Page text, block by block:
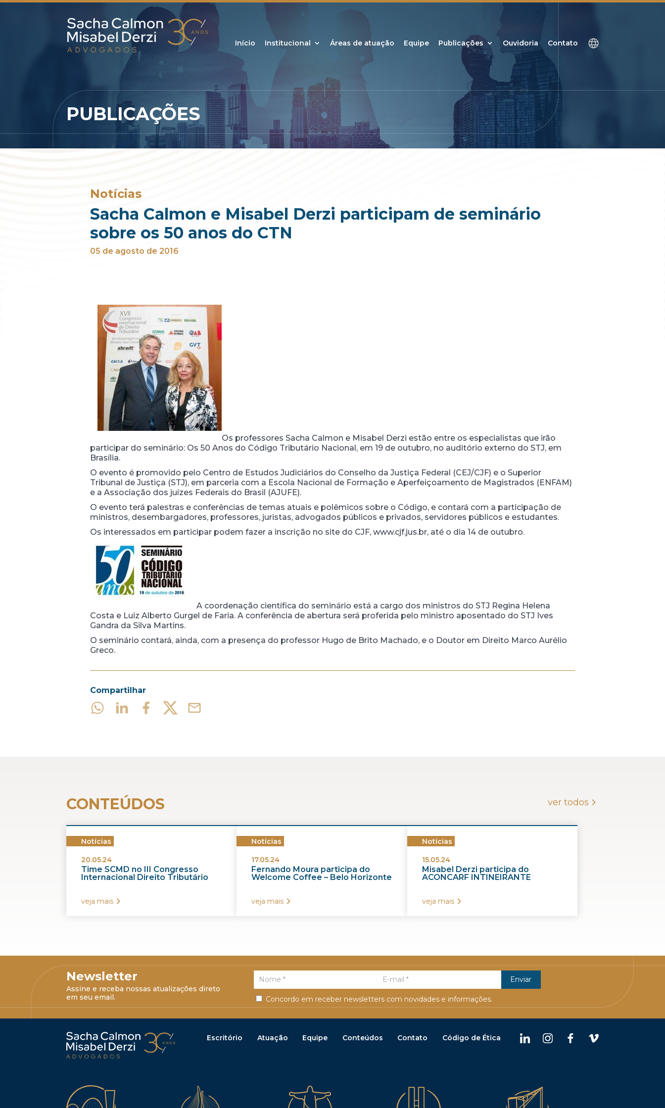
Início Institucional Áreas de atuação Equipe Publicações Ouvidoria Contato
PUBLICAÇÕES
Notícias
Sacha Calmon e Misabel Derzi participam de seminário
sobre os 50 anos do CTN
05 de agosto de 2016
Os professores Sacha Calmon e Misabel Derzi estão entre os especialistas que irão
participar do seminário: Os 50 Anos do Código Tributário Nacional, em 19 de outubro, no auditório externo do STJ, em
Brasília.
O evento é promovido pelo Centro de Estudos Judiciários do Conselho da Justiça Federal (CEJ/CJF) e o Superior
Tribunal de Justiça (STJ), em parceria com a Escola Nacional de Formação e Aperfeiçoamento de Magistrados (ENFAM)
e a Associação dos juízes Federais do Brasil (AJUFE).
O evento terá palestras e conferências de temas atuais e polêmicos sobre o Código, e contará com a participação de
ministros, desembargadores, professores, juristas, advogados públicos e privados, servidores públicos e estudantes.
Os interessados em participar podem fazer a inscrição no site do CJF, www.cjf.jus.br, até o dia 14 de outubro.
A coordenação científica do seminário está a cargo dos ministros do STJ Regina Helena
Costa e Luiz Alberto Gurgel de Faria. A conferência de abertura será proferida pelo ministro aposentado do STJ Ives
Gandra da Silva Martins.
O seminário contará, ainda, com a presença do professor Hugo de Brito Machado, e o Doutor em Direito Marco Aurélio
Greco.
Compartilhar
CONTEÚDOS ver todos
Notícias
20.05.24
Time SCMD no III Congresso
Internacional Direito Tributário
veja mais
Notícias
17.05.24
Fernando Moura participa do
Welcome Coffee – Belo Horizonte
veja mais
Notícias
15.05.24
Misabel Derzi participa do
ACONCARF INTINEIRANTE
veja mais
Newsletter
Assine e receba nossas atualizações direto
em seu email.
Concordo em receber newsletters com novidades e informações.
Escritório Atuação Equipe Conteúdos Contato Código de Ética